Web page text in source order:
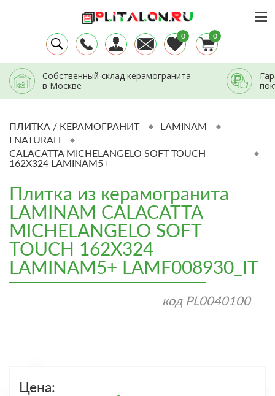
0 0
Собственный склад керамогранита
в Москве
ПЛИТКА / КЕРАМОГРАНИТ
LAMINAM
I NATURALI
CALACATTA MICHELANGELO SOFT TOUCH
162X324 LAMINAM5+
Плитка из керамогранита
LAMINAM CALACATTA
MICHELANGELO SOFT
TOUCH 162X324
LAMINAM5+ LAMF008930_IT
код PL0040100
Цена: